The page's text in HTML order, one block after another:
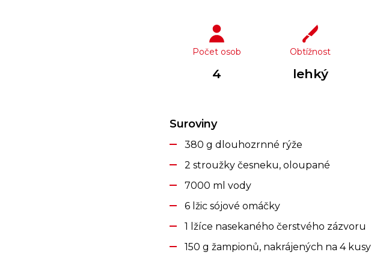
Počet osob
4
Obtížnost
lehký
Suroviny
380 g dlouhozrnné rýže
2 stroužky česneku, oloupané
7000 ml vody
6 lžic sójové omáčky
1 lžíce nasekaného čerstvého zázvoru
150 g žampionů, nakrájených na 4 kusy